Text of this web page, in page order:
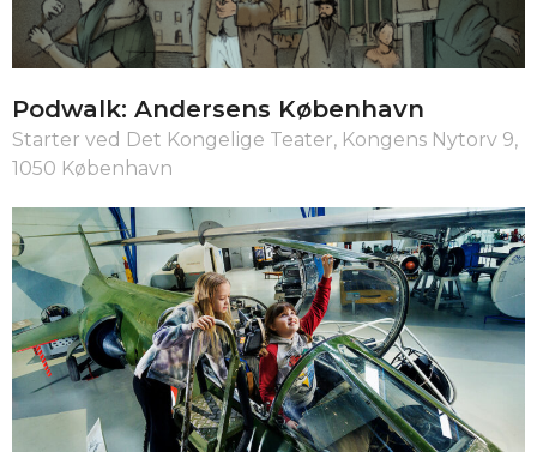
Podwalk: Andersens København
Starter ved Det Kongelige Teater, Kongens Nytorv 9,
1050 København